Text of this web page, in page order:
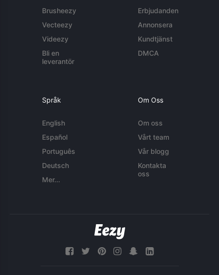
Brusheezy
Vecteezy
Videezy
Bli en
leverantör
Erbjudanden
Annonsera
Kundtjänst
DMCA
Språk
English
Español
Português
Deutsch
Mer...
Om Oss
Om oss
Vårt team
Vår blogg
Kontakta
oss